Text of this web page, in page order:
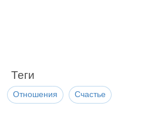
Теги
Отношения Счастье